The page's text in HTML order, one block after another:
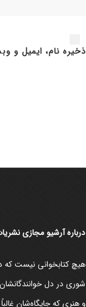
ذخیره نام، ایمیل و
دربارۀ آرشیو مجازی
هیچ کتابخوانی نیست که
شوری در دل
و هنری که جایگاه‌شان